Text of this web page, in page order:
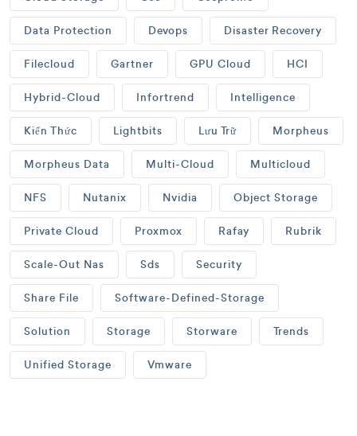
Data Protection Devops Disaster Recovery
Filecloud Gartner GPU Cloud HCI
Hybrid-Cloud Infortrend Intelligence
Kiến Thức Lightbits Lưu Trữ Morpheus
Morpheus Data Multi-Cloud Multicloud
NFS Nutanix Nvidia Object Storage
Private Cloud Proxmox Rafay Rubrik
Scale-Out Nas Sds Security
Share File Software-Defined-Storage
Solution Storage Storware Trends
Unified Storage Vmware